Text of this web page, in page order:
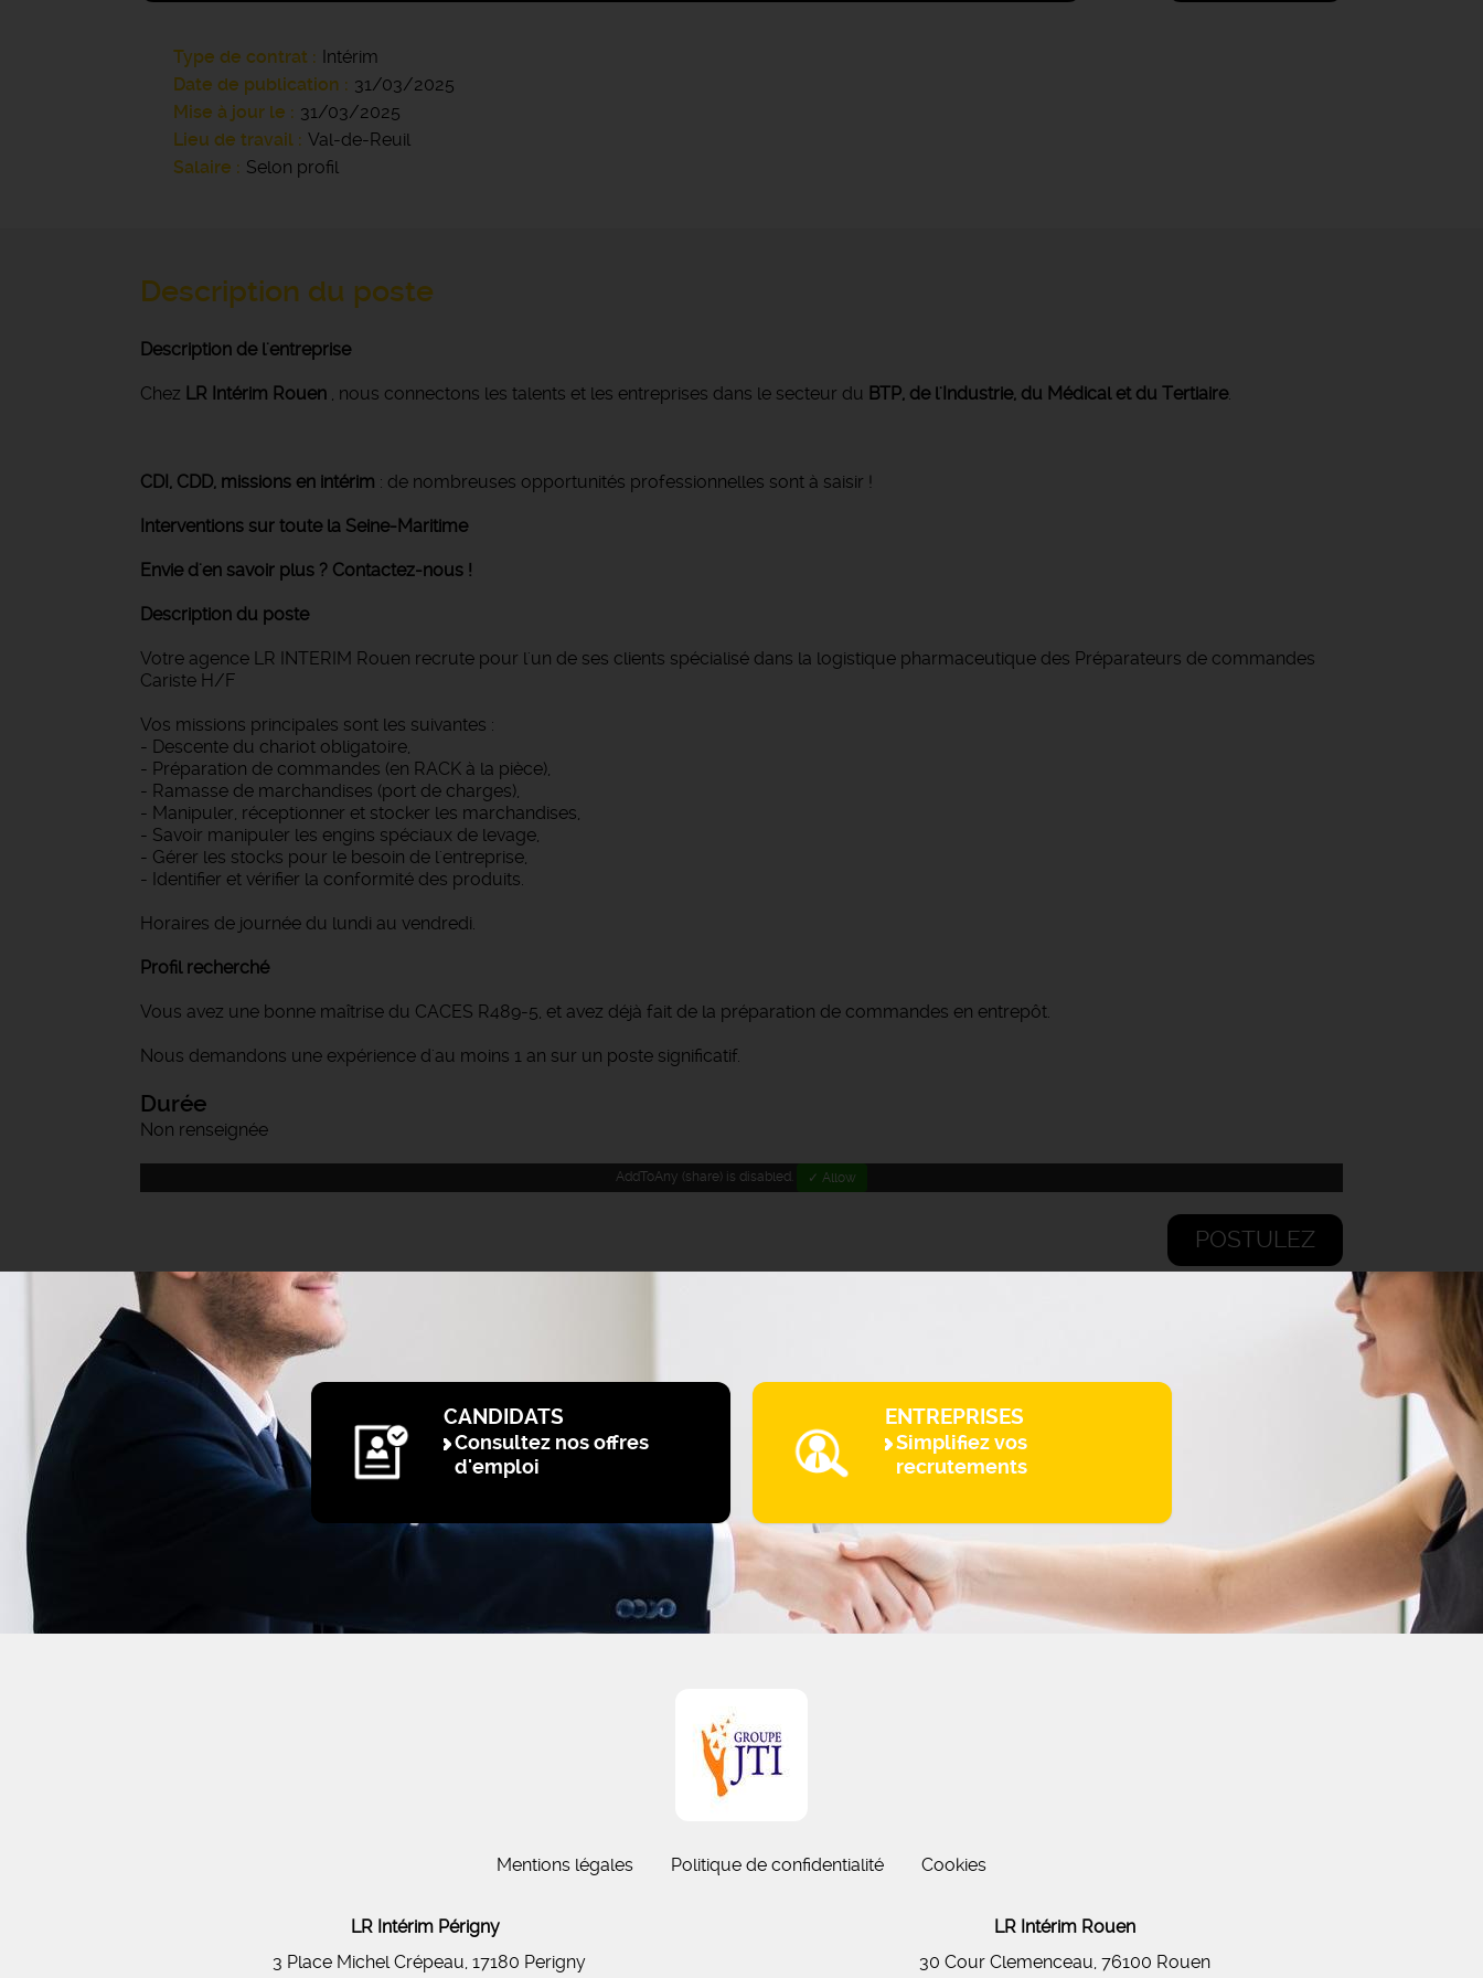
Type de contrat
Intérim
Date de publication
31/03/2025
Mise à jour le
31/03/2025
Lieu de travail
Val-de-Reuil
Salaire
Selon profil
Description du poste
Description de l'entreprise
Chez LR Intérim Rouen , nous connectons les talents et les entreprises dans le secteur du BTP, de l'Industrie, du Médical et du Tertiaire.
CDI, CDD, missions en intérim : de nombreuses opportunités professionnelles sont à saisir !
Interventions sur toute la Seine-Maritime
Envie d'en savoir plus ? Contactez-nous !
Description du poste
Votre agence LR INTERIM Rouen recrute pour l'un de ses clients spécialisé dans la logistique pharmaceutique des Préparateurs de commandes
Cariste H/F
Vos missions principales sont les suivantes :
- Descente du chariot obligatoire,
- Préparation de commandes (en RACK à la pièce),
- Ramasse de marchandises (port de charges),
- Manipuler, réceptionner et stocker les marchandises,
- Savoir manipuler les engins spéciaux de levage,
- Gérer les stocks pour le besoin de l'entreprise,
- Identifier et vérifier la conformité des produits.
Horaires de journée du lundi au vendredi.
Profil recherché
Vous avez une bonne maîtrise du CACES R489-5, et avez déjà fait de la préparation de commandes en entrepôt.
Nous demandons une expérience d'au moins 1 an sur un poste significatif.
Durée
Non renseignée
AddToAny (share) is disabled. ✓ Allow
POSTULEZ
CANDIDATS
Consultez nos offres
d'emploi
ENTREPRISES
Simplifiez vos
recrutements
Mentions légales Politique de confidentialité Cookies
LR Intérim Périgny
3 Place Michel Crépeau, 17180 Perigny
LR Intérim Rouen
30 Cour Clemenceau, 76100 Rouen